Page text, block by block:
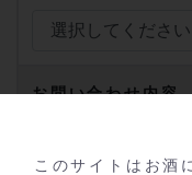
このサイトはお酒
お問い合わせ内容